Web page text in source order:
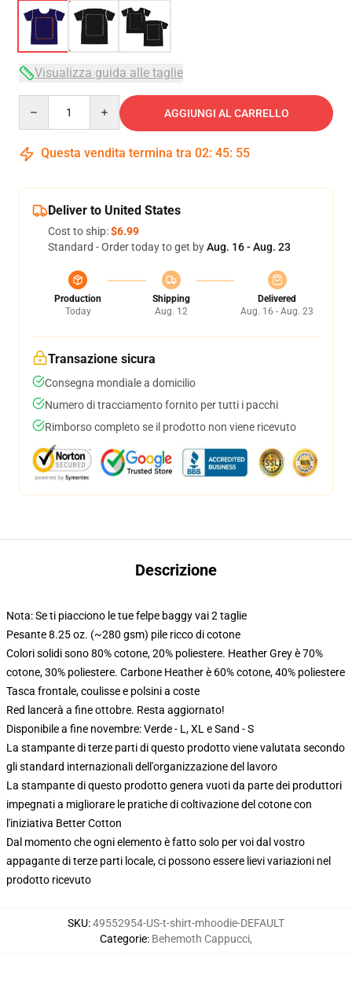
Visualizza guida alle taglie
AGGIUNGI AL CARRELLO
Questa vendita termina tra 02: 45: 54
Deliver to United States
Cost to ship:$6.99
Standard - Order today to get byAug. 16 - Aug. 23
Production
Today
Shipping
Aug. 12
Delivered
Aug. 16 - Aug. 23
Transazione sicura
Consegna mondiale a domicilio
Numero di tracciamento fornito per tutti i pacchi
Rimborso completo se il prodotto non viene ricevuto
Descrizione
Nota: Se ti piacciono le tue felpe baggy vai 2 taglie
Pesante 8.25 oz. (~280 gsm) pile ricco di cotone
Colori solidi sono 80% cotone, 20% poliestere. Heather Grey è 70%
cotone, 30% poliestere. Carbone Heather è 60% cotone, 40% poliestere
Tasca frontale, coulisse e polsini a coste
Red lancerà a fine ottobre. Resta aggiornato!
Disponibile a fine novembre: Verde - L, XL e Sand - S
La stampante di terze parti di questo prodotto viene valutata secondo
gli standard internazionali dell'organizzazione del lavoro
La stampante di questo prodotto genera vuoti da parte dei produttori
impegnati a migliorare le pratiche di coltivazione del cotone con
l'iniziativa Better Cotton
Dal momento che ogni elemento è fatto solo per voi dal vostro
appagante di terze parti locale, ci possono essere lievi variazioni nel
prodotto ricevuto
SKU:49552954-US-t-shirt-mhoodie-DEFAULT
Categorie: Behemoth Cappucci,